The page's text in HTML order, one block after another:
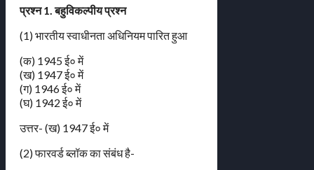
प्रश्न 1. बहुविकल्पीय प्रश्न
(1) भारतीय स्वाधीनता अधिनियम पारित हुआ
(क) 1945 ई० में
(ख) 1947 ई० में
(ग) 1946 ई० में
(घ) 1942 ई० में
उत्तर- (ख) 1947 ई० में
(2) फारवर्ड ब्लॉक का संबंध है-